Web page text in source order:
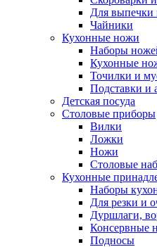
Для выпечки
Чайники
Кухонные ножи
Наборы
Кухонные
Точилки и
Подставки и
Детская посуда
Столовые приборы
Вилки
Ложки
Ножи
Столовые
Кухонные
Наборы
Для резки и
Дуршлаги,
Консервные
Подносы